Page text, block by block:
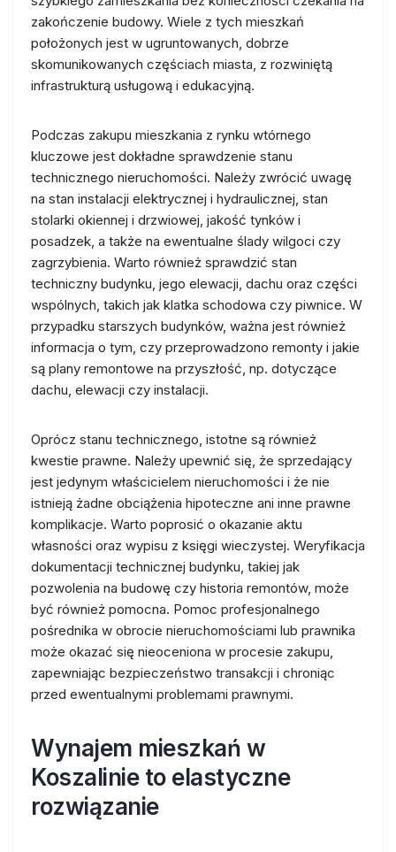
zakończenie budowy. Wiele z tych mieszkań
położonych jest w ugruntowanych, dobrze
skomunikowanych częściach miasta, z rozwiniętą
infrastrukturą usługową i edukacyjną.
Podczas zakupu mieszkania z rynku wtórnego
kluczowe jest dokładne sprawdzenie stanu
technicznego nieruchomości. Należy zwrócić uwagę
na stan instalacji elektrycznej i hydraulicznej, stan
stolarki okiennej i drzwiowej, jakość tynków i
posadzek, a także na ewentualne ślady wilgoci czy
zagrzybienia. Warto również sprawdzić stan
techniczny budynku, jego elewacji, dachu oraz części
wspólnych, takich jak klatka schodowa czy piwnice. W
przypadku starszych budynków, ważna jest również
informacja o tym, czy przeprowadzono remonty i jakie
są plany remontowe na przyszłość, np. dotyczące
dachu, elewacji czy instalacji.
Oprócz stanu technicznego, istotne są również
kwestie prawne. Należy upewnić się, że sprzedający
jest jedynym właścicielem nieruchomości i że nie
istnieją żadne obciążenia hipoteczne ani inne prawne
komplikacje. Warto poprosić o okazanie aktu
własności oraz wypisu z księgi wieczystej. Weryfikacja
dokumentacji technicznej budynku, takiej jak
pozwolenia na budowę czy historia remontów, może
być również pomocna. Pomoc profesjonalnego
pośrednika w obrocie nieruchomościami lub prawnika
może okazać się nieoceniona w procesie zakupu,
zapewniając bezpieczeństwo transakcji i chroniąc
przed ewentualnymi problemami prawnymi.
Wynajem mieszkań w
Koszalinie to elastyczne
rozwiązanie